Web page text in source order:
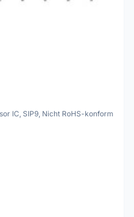
IC, SIP9, Nicht RoHS-konform